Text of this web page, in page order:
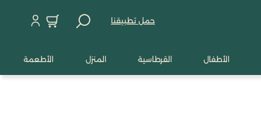
حمل تطبيقنا
الأطفال القرطاسية المنزل الأطعمة